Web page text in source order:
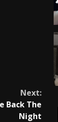
Next:
Back The
Night